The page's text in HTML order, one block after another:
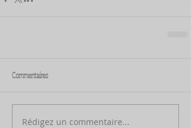
Commentaires
Rédigez un commentaire...